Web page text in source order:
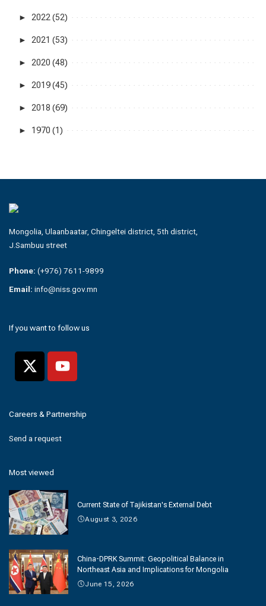
► 2022 (52)
► 2021 (53)
► 2020 (48)
► 2019 (45)
► 2018 (69)
► 1970 (1)
Mongolia, Ulaanbaatar, Chingeltei district, 5th district,
J.Sambuu street
Phone: (+976) 7611-9899
Email: info@niss.gov.mn
If you want to follow us
Careers & Partnership
Send a request
Most viewed
Current State of Tajikistan's External Debt
August 3, 2026
China-DPRK Summit: Geopolitical Balance in
Northeast Asia and Implications for Mongolia
June 15, 2026